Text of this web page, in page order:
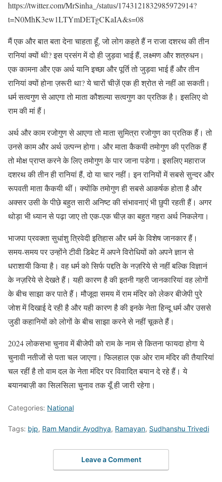
https://twitter.com/MrSinha_/status/1743121832985972914?
t=N0MhK3ew1LTYmDETgCKaIA&s=08
मैं एक और बात बता देना चाहता हूँ, जो लोग कहते हैं न राजा दशरथ की तीन
रानियां क्यों थी? इस प्रसंग में दो ही जुड़वा भाई हैं, लक्ष्मण और शत्रुधन।
एक कामना और एक अर्थ यानि इच्छा और पूर्ति तो जुड़वा भाई हैं और तीन
रानियां क्यों होना ज़रूरी था? ये चारों चीज़ें एक ही श्रोत से नहीं आ सकती।
धर्म सत्वगुण से आएगा तो माता कौशल्या सत्वगुण का प्रतिक है। इसलिए वो
राम की मां हैं।
अर्थ और काम रजोगुण से आएगा तो माता सुमित्रा रजोगुण का प्रतिक हैं। तो
उनसे काम और अर्थ उत्पन्न होगा। और माता कैकयी तमोगुण की प्रतिक हैं
तो मोक्ष प्राप्त करने के लिए तमोगुण के पार जाना पडेगा। इसलिए महाराज
दशरथ की तीन ही रानियां हैं, दो या चार नहीं। इन रानियों में सबसे सुन्दर और
रूपवती माता कैकयी थीं। क्योंकि तमोगुण ही सबसे आकर्षक होता है और
अक्सर उसी के पीछे बहुत सारी अनिष्ट की संभावनाएं भी छुपी रहती हैं। अगर
थोड़ा भी ध्यान से पढ़ा जाए तो एक-एक चीज़ का बहुत गहरा अर्थ निकलेगा।
भाजपा प्रवक्ता सुधांशु त्रिवेदी इतिहास और धर्म के विशेष जानकार हैं।
समय-समय पर उन्होंने टीवी डिबेट में अपने विरोधियों को अपने ज्ञान से
धराशायी किया है। वह धर्म को सिर्फ पद्दति के नज़रिये से नहीं बल्कि विज्ञानं
के नज़रिये से देखते हैं। यही कारण है की इतनी गहरी जानकारियां वह लोगों
के बीच साझा कर पाते हैं। मौजूदा समय में राम मंदिर को लेकर बीजेपी पुरे
जोश में दिखाई दे रही है और यही कारण है की इनके नेता हिन्दू धर्म और उससे
जुडी कहानियों को लोगों के बीच साझा करने से नहीं चूकते हैं।
2024 लोकसभा चुनाव में बीजेपी को राम के नाम से कितना फायदा होगा ये
चुनावी नतीजों से पता चल जाएगा। फिलहाल एक ओर राम मंदिर की तैयारियां
चल रहीं है तो वाम दल के नेता मंदिर पर विवादित बयान दे रहे हैं। ये
बयानबाज़ी का सिलसिला चुनाव तक यूँ ही जारी रहेगा।
Categories: National
Tags: bjp, Ram Mandir Ayodhya, Ramayan, Sudhanshu Trivedi
Leave a Comment